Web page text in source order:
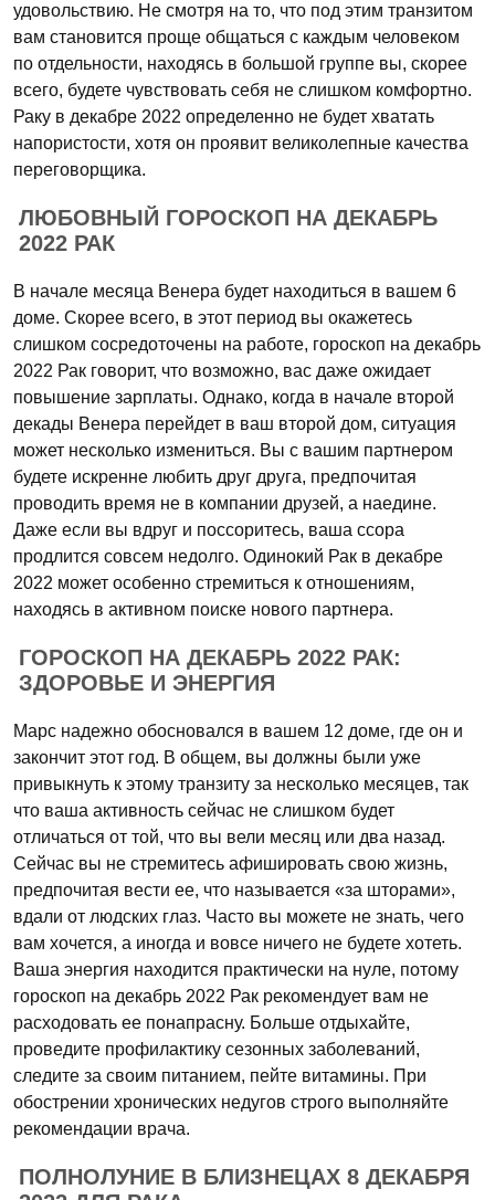
удовольствию. Не смотря на то, что под этим транзитом
вам становится проще общаться с каждым человеком
по отдельности, находясь в большой группе вы, скорее
всего, будете чувствовать себя не слишком комфортно.
Раку в декабре 2022 определенно не будет хватать
напористости, хотя он проявит великолепные качества
переговорщика.
ЛЮБОВНЫЙ ГОРОСКОП НА ДЕКАБРЬ
2022 РАК
В начале месяца Венера будет находиться в вашем 6
доме. Скорее всего, в этот период вы окажетесь
слишком сосредоточены на работе, гороскоп на декабрь
2022 Рак говорит, что возможно, вас даже ожидает
повышение зарплаты. Однако, когда в начале второй
декады Венера перейдет в ваш второй дом, ситуация
может несколько измениться. Вы с вашим партнером
будете искренне любить друг друга, предпочитая
проводить время не в компании друзей, а наедине.
Даже если вы вдруг и поссоритесь, ваша ссора
продлится совсем недолго. Одинокий Рак в декабре
2022 может особенно стремиться к отношениям,
находясь в активном поиске нового партнера.
ГОРОСКОП НА ДЕКАБРЬ 2022 РАК:
ЗДОРОВЬЕ И ЭНЕРГИЯ
Марс надежно обосновался в вашем 12 доме, где он и
закончит этот год. В общем, вы должны были уже
привыкнуть к этому транзиту за несколько месяцев, так
что ваша активность сейчас не слишком будет
отличаться от той, что вы вели месяц или два назад.
Сейчас вы не стремитесь афишировать свою жизнь,
предпочитая вести ее, что называется «за шторами»,
вдали от людских глаз. Часто вы можете не знать, чего
вам хочется, а иногда и вовсе ничего не будете хотеть.
Ваша энергия находится практически на нуле, потому
гороскоп на декабрь 2022 Рак рекомендует вам не
расходовать ее понапрасну. Больше отдыхайте,
проведите профилактику сезонных заболеваний,
следите за своим питанием, пейте витамины. При
обострении хронических недугов строго выполняйте
рекомендации врача.
ПОЛНОЛУНИЕ В БЛИЗНЕЦАХ 8 ДЕКАБРЯ